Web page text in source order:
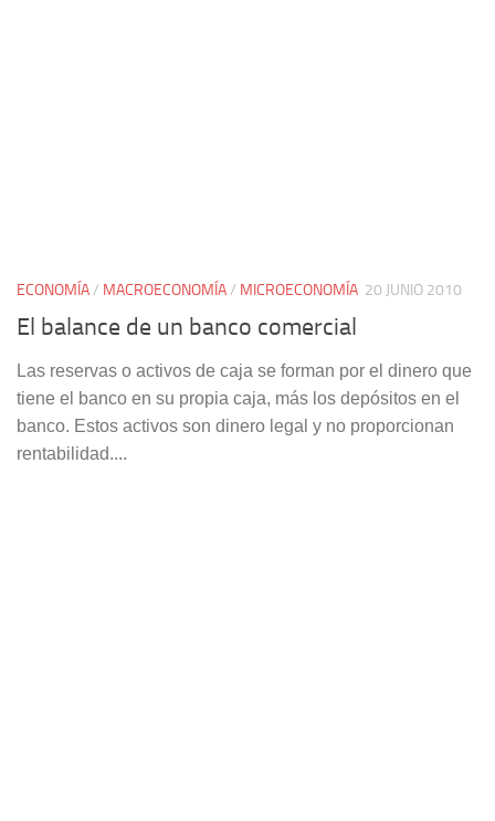
ECONOMÍA/ MACROECONOMÍA/ MICROECONOMÍA 20 JUNIO 2010
El balance de un banco comercial
Las reservas o activos de caja se forman por el dinero que
tiene el banco en su propia caja, más los depósitos en el
banco. Estos activos son dinero legal y no proporcionan
rentabilidad....